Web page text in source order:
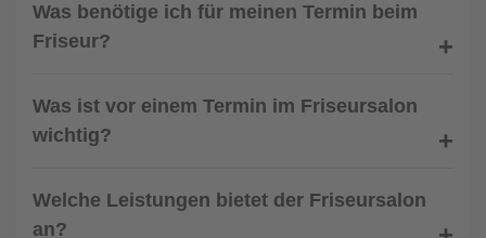
Was benötige ich für meinen Termin beim
Friseur?
Was ist vor einem Termin im Friseursalon
wichtig?
Welche Leistungen bietet der Friseursalon
an?